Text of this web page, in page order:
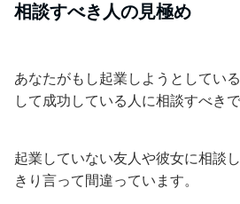
相談すべき人の見極め
あなたがもし起業しようとしてい
して成功している人に相談すべきで
起業していない友人や彼女に相談
きり言って間違っています。